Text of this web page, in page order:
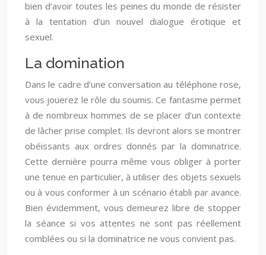
bien d’avoir toutes les peines du monde de résister
à la tentation d’un nouvel dialogue érotique et
sexuel.
La domination
Dans le cadre d’une conversation au téléphone rose,
vous jouerez le rôle du soumis. Ce fantasme permet
à de nombreux hommes de se placer d’un contexte
de lâcher prise complet. Ils devront alors se montrer
obéissants aux ordres donnés par la dominatrice.
Cette dernière pourra même vous obliger à porter
une tenue en particulier, à utiliser des objets sexuels
ou à vous conformer à un scénario établi par avance.
Bien évidemment, vous demeurez libre de stopper
la séance si vos attentes ne sont pas réellement
comblées ou si la dominatrice ne vous convient pas.